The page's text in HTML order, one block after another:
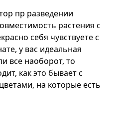
пр разведении
растения с
себя чувствуете с
у вас идеальная
все наоборот, то
как это бывает с
на которые есть